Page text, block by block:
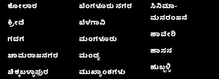
ಕೋಲಾರ
ಕ್ರೀಡೆ
ಗದಗ
ಚಾಮರಾಜನಗರ
ಚಿಕ್ಕಬಳ್ಳಾಫುರ
ಬೆಂಗಳೂರು ನಗರ
ಬೆಳಗಾವಿ
ಮಂಗಳೂರು
ಮಂಡ್ಯ
ಮುಖ್ಯಾಂಶಗಳು
ಸಿನಿಮಾ-
ಮನರಂಜನೆ
ಹಾವೇರಿ
ಹಾಸನ
ಹುಬ್ಬಳ್ಳಿ